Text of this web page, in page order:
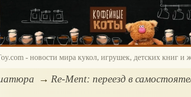
- новости мира кукол, игрушек, детских книг и
Re-Ment: переезд в